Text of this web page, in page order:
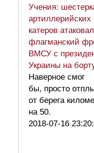
Учения:
артиллерийских
катеров
флагманский
ВМСУ с
Украины на
Наверное смог
бы, просто
от берега
на 50.
2018-07-16